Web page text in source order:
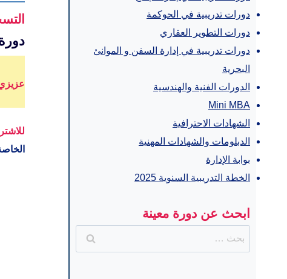
دورات تدريبية في الحوكمة
دورات التطوير العقاري
دورات تدريبية في إدارة السفن و الموانئ
البحرية
الدورات الفنية والهندسية
Mini MBA
الشهادات الاحترافية
الدبلومات والشهادات المهنية
بوابة الإدارة
الخطة التدريبية السنوية 2025
ابحث عن دورة معينة
عن: